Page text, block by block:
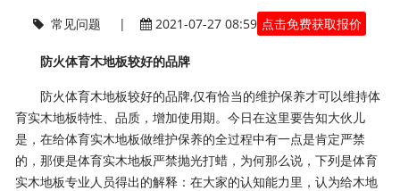
n
常见问题 | 2021-07-27 08:59 点击免费获取报价
防火体育木地板较好的品牌
防火体育木地板较好的品牌,仅有恰当的维护保养才可以维持体
育实木地板特性、品质，增加使用期。今日在这里要告知大伙儿
是，在给体育实木地板做维护保养的全过程中有一点是肯定严禁
的，那便是体育实木地板严禁抛光打蜡，为何那么说，下列是体育
实木地板专业人员得出的解释：在大家的认知能力里，认为给木地